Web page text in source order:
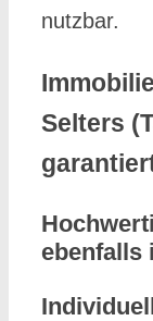
nutzbar.
Selters
ebenfalls